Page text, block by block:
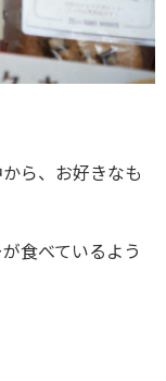
ら、お好きなも
食べているよう